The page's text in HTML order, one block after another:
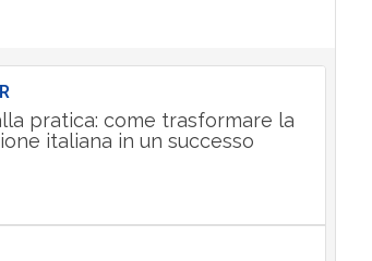
pratica: come trasformare la
italiana in un successo